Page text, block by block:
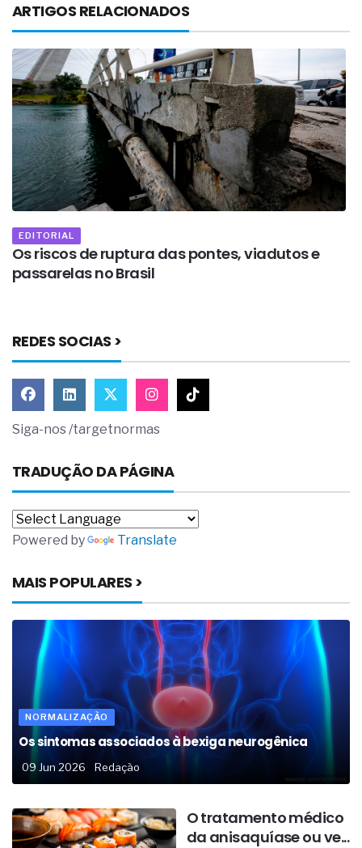
ARTIGOS RELACIONADOS
EDITORIAL
Os riscos de ruptura das pontes, viadutos e
passarelas no Brasil
REDES SOCIAS >
Siga-nos /targetnormas
TRADUÇÃO DA PÁGINA
Powered by Translate
MAIS POPULARES >
NORMALIZAÇÃO
Os sintomas associados à bexiga neurogênica
09 Jun 2026 Redação
O tratamento médico
da anisaquíase ou ve...